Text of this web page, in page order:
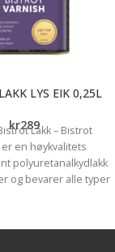
LYS EIK 0,25L
kr289Lakk – Bistrot
en høykvalitets
polyuretanalkydlakk
og bevarer alle typer
etc. som utsettes